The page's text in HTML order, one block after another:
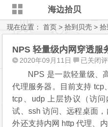
海边拾贝
现在位置：首页 >拾到贝壳 >拾
NPS 轻量级内网穿透服
2020年09月11日
NPS
轻
量
级
内
网
穿
已关闭
NPS 是一款轻量级、
代理服务器。目前支持 tcp
tcp、udp 上层协议（访
试、ssh 访问、远程桌面
外还支持内网 http 代理、